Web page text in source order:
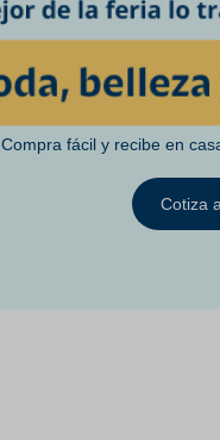
Compra fácil y recibe en
Cotiza